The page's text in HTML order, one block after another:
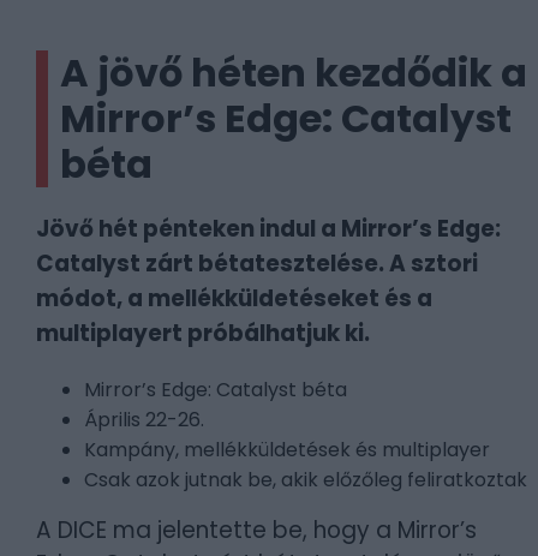
A jövő héten kezdődik a
Mirror’s Edge: Catalyst
béta
Jövő hét pénteken indul a Mirror’s Edge:
Catalyst zárt bétatesztelése. A sztori
módot, a mellékküldetéseket és a
multiplayert próbálhatjuk ki.
Mirror’s Edge: Catalyst béta
Április 22-26.
Kampány, mellékküldetések és multiplayer
Csak azok jutnak be, akik előzőleg feliratkoztak
A DICE ma jelentette be, hogy a Mirror’s